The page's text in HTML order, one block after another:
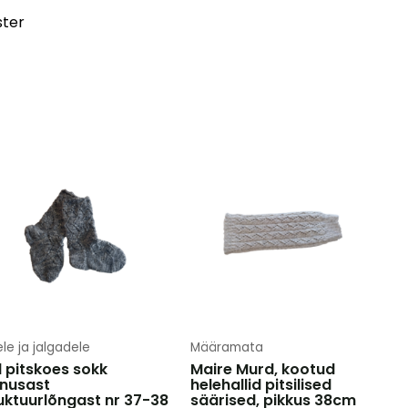
ja jalgadele
pitskoes sokk
nr 37-38
Määramata
Maire Murd, kootud
helehallid pitsilised
säärised, pikkus 38cm